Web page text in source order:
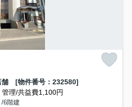
[物件番号：232580]
管理/共益費1,100円
6階建